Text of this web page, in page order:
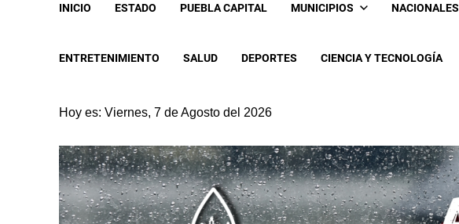
INICIO ESTADO PUEBLA CAPITAL MUNICIPIOS NACIONALES
ENTRETENIMIENTO SALUD DEPORTES CIENCIA Y TECNOLOGÍA
Hoy es: Viernes, 7 de Agosto del 2026